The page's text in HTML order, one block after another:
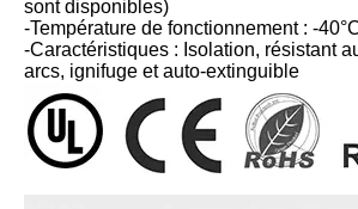
sont disponibles)
-Température de fonctionnement : -
-Caractéristiques : Isolation, résistant
arcs, ignifuge et auto-extinguible